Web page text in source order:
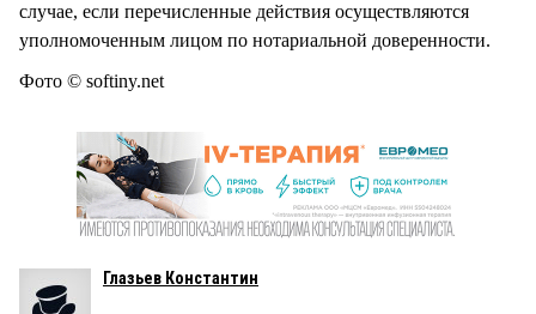
случае, если перечисленные действия осуществляются
уполномоченным лицом по нотариальной доверенности.
Фото © softiny.net
Глазьев Константин